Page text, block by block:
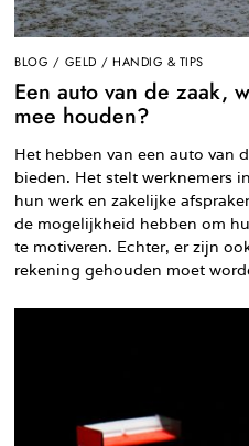
BLOG / GELD / HANDIG & TIPS
Een auto van de zaak,
mee houden?
Het hebben van een auto van
bieden. Het stelt werknemers
hun werk en zakelijke
de mogelijkheid hebben om
te motiveren. Echter, er zijn
rekening gehouden moet